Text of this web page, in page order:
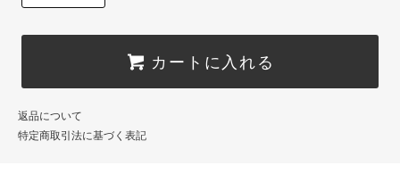
カートに入れる
返品について
特定商取引法に基づく表記